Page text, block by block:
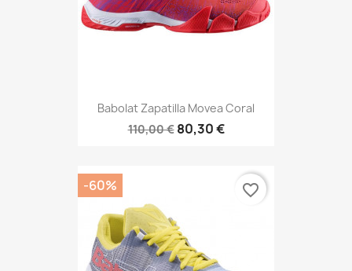
Babolat Zapatilla Movea Coral
110,00 € 80,30 €
-60% favorite_border